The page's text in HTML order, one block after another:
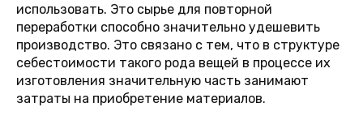
использовать. Это сырье для повторной
переработки способно значительно удешевить
производство. Это связано с тем, что в структуре
себестоимости такого рода вещей в процессе их
изготовления значительную часть занимают
затраты на приобретение материалов.